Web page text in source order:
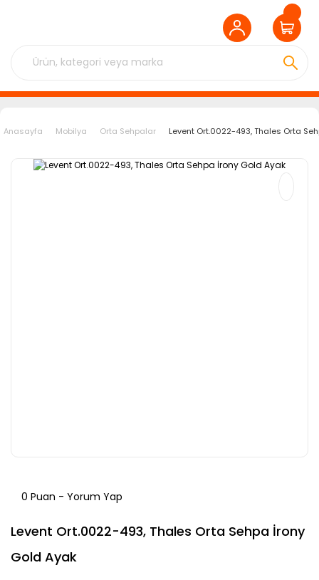
Anasayfa Mobilya Orta Sehpalar Levent Ort.0022-493, Thales Orta
0 Puan - Yorum Yap
Levent Ort.0022-493, Thales Orta Sehpa İrony
Gold Ayak